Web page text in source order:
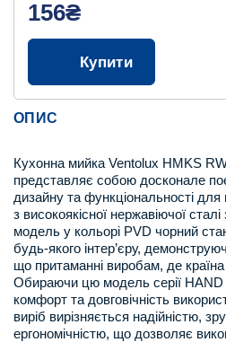
156₴
Купити
ОПИС
Кухонна мийка Ventolux HMKS
представляє собою досконале
дизайну та функціональності для
з високоякісної нержавіючої
модель у кольорі PVD чорний
будь-якого інтер’єру,
що притаманні виробам, де
Обираючи цю модель серії HAND
комфорт та довговічність
виріб вирізняється надійністю,
ергономічністю, що дозволяє